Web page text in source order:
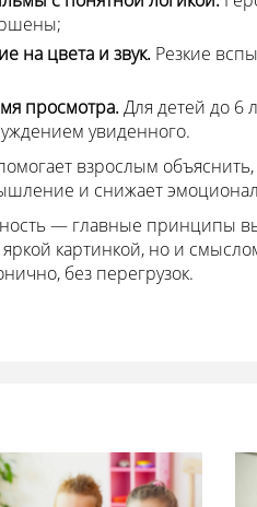
на цвета и звук.Резкие
просмотра.Для детей до 6
увиденного.
взрослым объяснить,
и снижает
— главные принципы
яркой картинкой, но и
без перегрузок.